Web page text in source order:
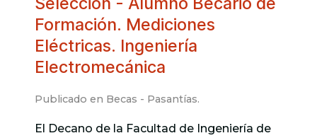
Formación. Mediciones
Eléctricas. Ingeniería
Electromecánica
Publicado en Becas - Pasantías.
El Decano de la Facultad de Ingeniería de